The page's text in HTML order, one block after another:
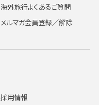
海外旅行よくあるご質問
メルマガ会員登録／解除
採用情報